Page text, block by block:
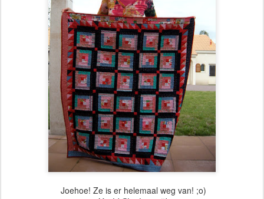
Joehoe! Ze is er helemaal weg van! ;o)